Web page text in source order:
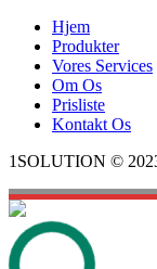
Hjem
Produkter
Vores Services
Om Os
Prisliste
Kontakt Os
1SOLUTION ©